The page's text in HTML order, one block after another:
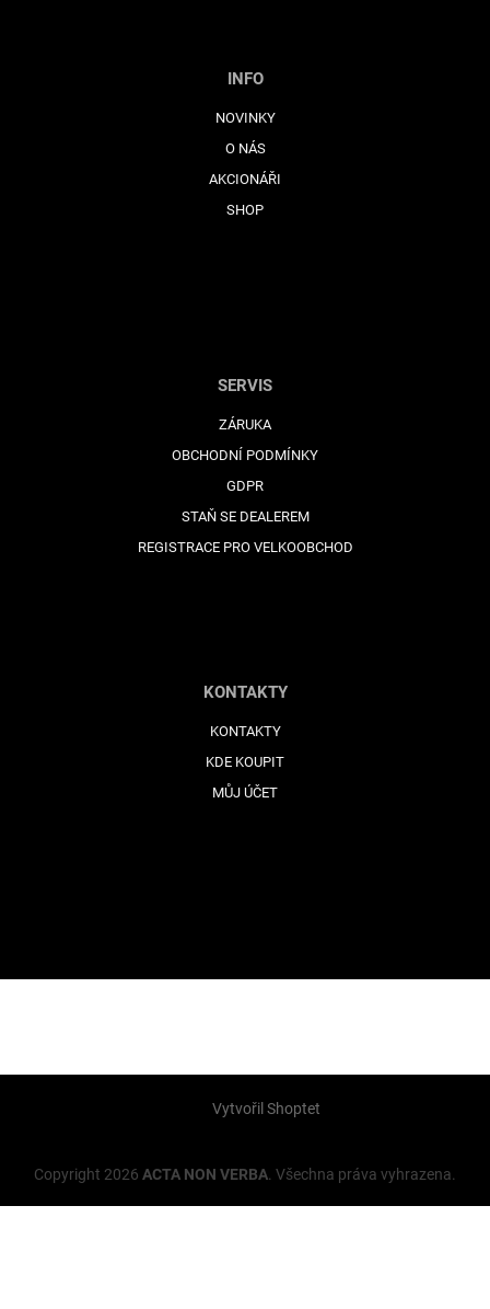
INFO
NOVINKY
O NÁS
AKCIONÁŘI
SHOP
SERVIS
ZÁRUKA
OBCHODNÍ PODMÍNKY
GDPR
STAŇ SE DEALEREM
REGISTRACE PRO VELKOOBCHOD
KONTAKTY
KONTAKTY
KDE KOUPIT
MŮJ ÚČET
Vytvořil Shoptet
Copyright 2026 ACTA NON VERBA. Všechna práva vyhrazena.